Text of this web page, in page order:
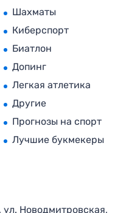
Шахматы
Киберспорт
Биатлон
Допинг
Легкая атлетика
Другие
Прогнозы на спорт
Лучшие букмекеры
ул. Новодмитровская,